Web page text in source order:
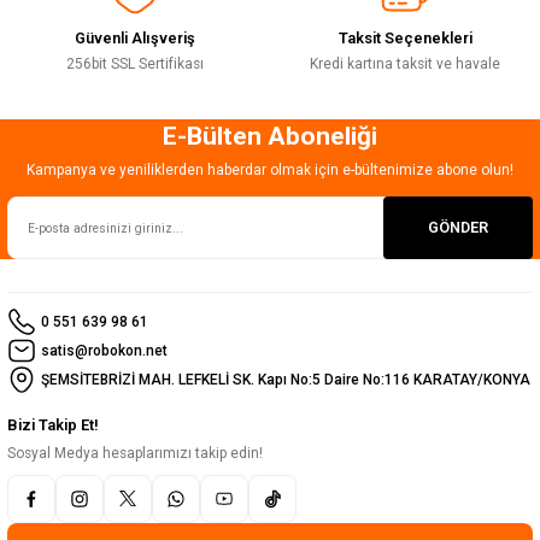
Gönder
Güvenli Alışveriş
256bit SSL Sertifikası
Taksit Seçenekleri
Kredi kartına taksit ve havale
E-Bülten Aboneliği
Kampanya ve yeniliklerden haberdar olmak için e-bültenimize abone olun!
GÖNDER
0 551 639 98 61
satis@robokon.net
ŞEMSİTEBRİZİ MAH. LEFKELİ SK. Kapı No:5 Daire No:116 KARATAY/KONYA
Bizi Takip Et!
Sosyal Medya hesaplarımızı takip edin!